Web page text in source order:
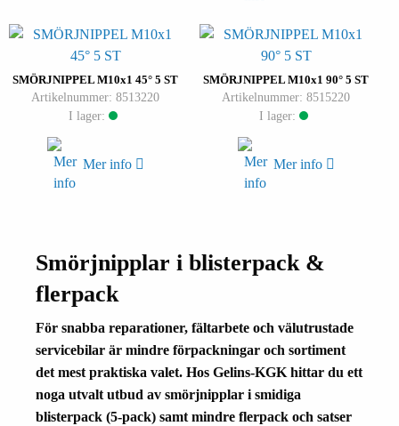
SMÖRJNIPPEL M10x1 45° 5 ST
Artikelnummer: 8513220
I lager:
Mer info
SMÖRJNIPPEL M10x1 90° 5 ST
Artikelnummer: 8515220
I lager:
Mer info
Smörjnipplar i blisterpack &
flerpack
För snabba reparationer, fältarbete och välutrustade
servicebilar är mindre förpackningar och sortiment
det mest praktiska valet. Hos Gelins-KGK hittar du ett
noga utvalt utbud av smörjnipplar i smidiga
blisterpack (5-pack) samt mindre flerpack och satser